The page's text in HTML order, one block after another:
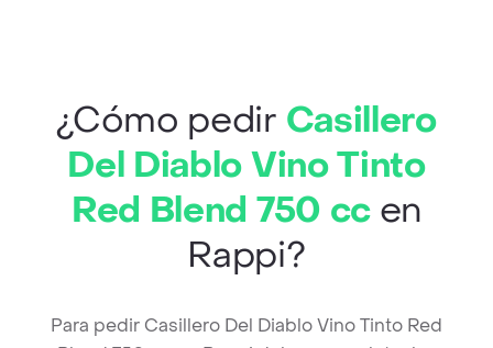
¿Cómo pedir Casillero
Del Diablo Vino Tinto
Red Blend 750 ccen
Rappi?
Para pedir Casillero Del Diablo Vino Tinto Red